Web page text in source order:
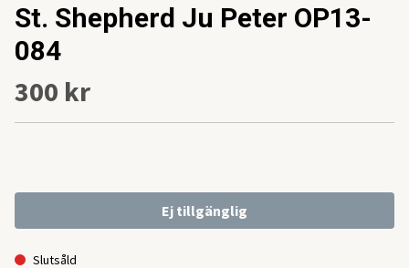
St. Shepherd Ju Peter OP13-
084
300 kr
Ej tillgänglig
Slutsåld